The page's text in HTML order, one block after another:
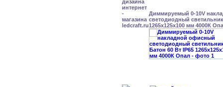
Диммируемый 0-10V
светодиодный
1265x125x100 мм 4000К